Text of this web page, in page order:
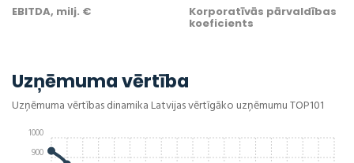
EBITDA, milj. € Korporatīvās pārvaldības
koeficients
Uzņēmuma vērtība
Uzņēmuma vērtības dinamika Latvijas vērtīgāko uzņēmumu TOP101
900
1000